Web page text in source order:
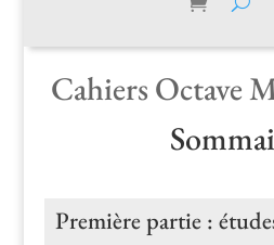
Cahiers Octave
Première partie :